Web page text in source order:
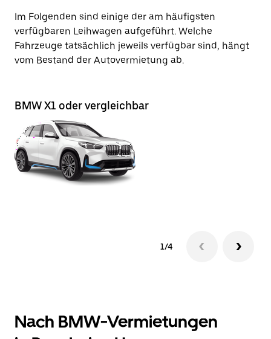
Im Folgenden sind einige der am häufigsten
verfügbaren Leihwagen aufgeführt. Welche
Fahrzeuge tatsächlich jeweils verfügbar sind, hängt
vom Bestand der Autovermietung ab.
BMW X1 oder vergleichbar
1/4
Nach BMW-Vermietungen